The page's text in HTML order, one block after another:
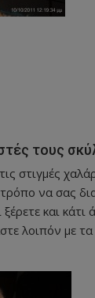
τους
στιγμές
να σας
και κάτι
λοιπόν με τα